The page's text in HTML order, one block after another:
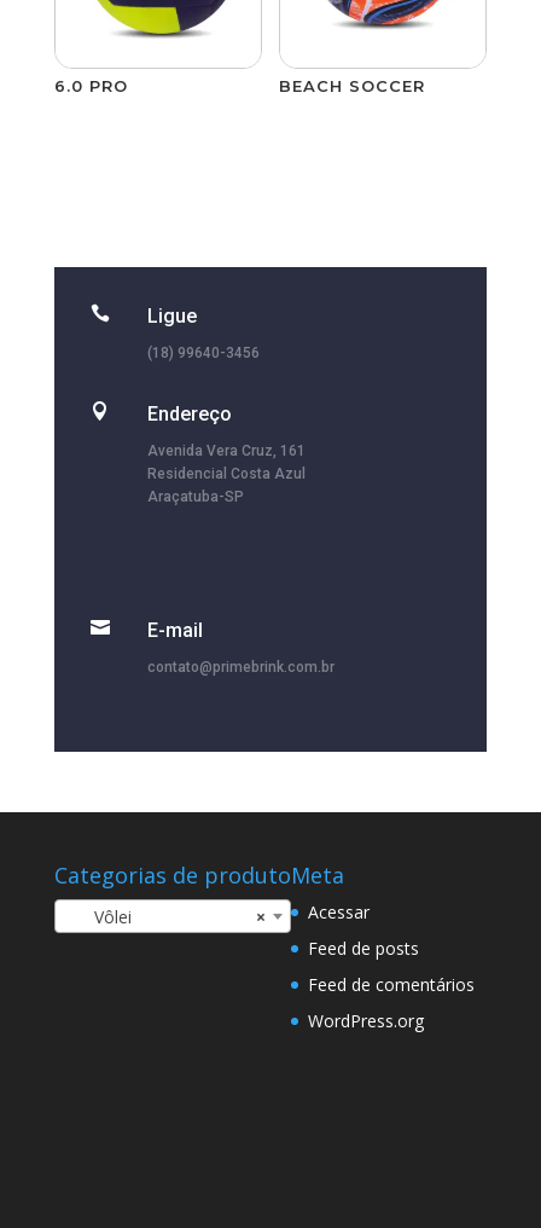
6.0 PRO BEACH SOCCER
 Ligue
(18) 99640-3456
 Endereço
Avenida Vera Cruz, 161
Residencial Costa Azul
Araçatuba-SP
 E-mail
contato@primebrink.com.br
Categorias de produto
×
Vôlei
Meta
Acessar
Feed de posts
Feed de comentários
WordPress.org